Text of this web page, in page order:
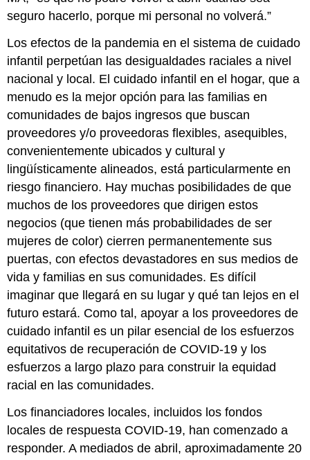
seguro hacerlo, porque mi personal no volverá.”
Los efectos de la pandemia en el sistema de cuidado
infantil perpetúan las desigualdades raciales a nivel
nacional y local. El cuidado infantil en el hogar, que a
menudo es la mejor opción para las familias en
comunidades de bajos ingresos que buscan
proveedores y/o proveedoras flexibles, asequibles,
convenientemente ubicados y cultural y
lingüísticamente alineados, está particularmente en
riesgo financiero. Hay muchas posibilidades de que
muchos de los proveedores que dirigen estos
negocios (que tienen más probabilidades de ser
mujeres de color) cierren permanentemente sus
puertas, con efectos devastadores en sus medios de
vida y familias en sus comunidades. Es difícil
imaginar que llegará en su lugar y qué tan lejos en el
futuro estará. Como tal, apoyar a los proveedores de
cuidado infantil es un pilar esencial de los esfuerzos
equitativos de recuperación de COVID-19 y los
esfuerzos a largo plazo para construir la equidad
racial en las comunidades.
Los financiadores locales, incluidos los fondos
locales de respuesta COVID-19, han comenzado a
responder. A mediados de abril, aproximadamente 20